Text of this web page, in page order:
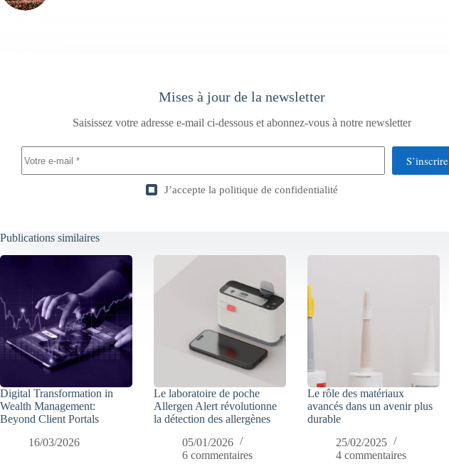
Mises à jour de la newsletter
Saisissez votre adresse e-mail ci-dessous et abonnez-vous à notre newsletter
S’inscrire
J’accepte la politique de confidentialité
Publications similaires
Digital Transformation in
Wealth Management:
Beyond Client Portals
16/03/2026
Le laboratoire de poche
Allergen Alert révolutionne
la détection des allergènes
05/01/2026
6 commentaires
Le rôle des matériaux
avancés dans un avenir plus
durable
25/02/2025
4 commentaires